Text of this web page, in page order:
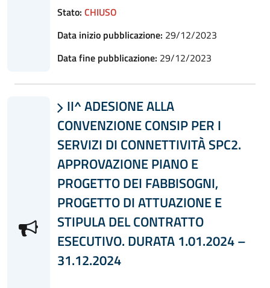
Stato: CHIUSO
Data inizio pubblicazione: 29/12/2023
Data fine pubblicazione: 29/12/2023
 II^ ADESIONE ALLA
CONVENZIONE CONSIP PER I
SERVIZI DI CONNETTIVITÀ SPC2.
APPROVAZIONE PIANO E
PROGETTO DEI FABBISOGNI,
PROGETTO DI ATTUAZIONE E
STIPULA DEL CONTRATTO
ESECUTIVO. DURATA 1.01.2024 –
31.12.2024